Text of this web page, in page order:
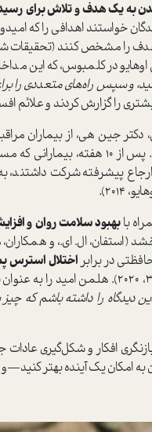
به یک هدف و تلاش برای
خواستند اهدافی را که
اوهایو در کلمبوس، که این
سپس راه‌های متعددی را برای
را گزارش کردند و علائم
جین هی، از بیماران
اهدافی را برای بهبود علائم خود
پیشرفته شرکت داشتند،
بابهبود سلامت روان و
در برابراختلال استرس
دیدگاه را داشته باشم که
افکار و شکل‌گیری
امکان یک آینده بهتر کنید—و